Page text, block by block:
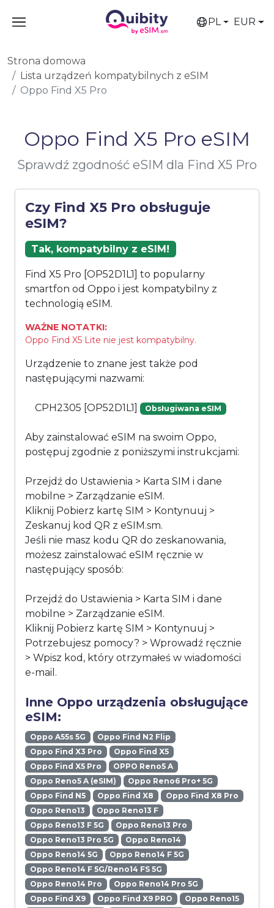
PL EUR
Strona domowa
Lista urządzeń kompatybilnych z eSIM
Oppo Find X5 Pro
Oppo Find X5 Pro eSIM
Sprawdź zgodność eSIM dla Find X5 Pro
Czy Find X5 Pro obsługuje
eSIM?
Tak, kompatybilny z eSIM!
Find X5 Pro [OP52D1L1] to popularny
smartfon od Oppo i jest kompatybilny z
technologią eSIM.
WAŻNE NOTATKI:
Oppo Find X5 Lite nie jest kompatybilny.
Urządzenie to znane jest także pod
następującymi nazwami:
CPH2305 [OP52D1L1] Obsługiwana eSIM
Aby zainstalować eSIM na swoim Oppo,
postępuj zgodnie z poniższymi instrukcjami:
Przejdź do Ustawienia > Karta SIM i dane
mobilne > Zarządzanie eSIM.
Kliknij Pobierz kartę SIM > Kontynuuj >
Zeskanuj kod QR z eSIM.sm.
Jeśli nie masz kodu QR do zeskanowania,
możesz zainstalować eSIM ręcznie w
następujący sposób:
Przejdź do Ustawienia > Karta SIM i dane
mobilne > Zarządzanie eSIM.
Kliknij Pobierz kartę SIM > Kontynuuj >
Potrzebujesz pomocy? > Wprowadź ręcznie
> Wpisz kod, który otrzymałeś w wiadomości
e-mail.
Inne Oppo urządzenia obsługujące
eSIM:
Oppo A55s 5G
Oppo Find N2 Flip
Oppo Find X3 Pro
Oppo Find X5
Oppo Find X5 Pro
OPPO Reno5 A
Oppo Reno5 A (eSIM)
Oppo Reno6 Pro+ 5G
Oppo Find N5
Oppo Find X8
Oppo Find X8 Pro
Oppo Reno13
Oppo Reno13 F
Oppo Reno13 F 5G
Oppo Reno13 Pro
Oppo Reno13 Pro 5G
Oppo Reno14
Oppo Reno14 5G
Oppo Reno14 F 5G
Oppo Reno14 F 5G/Reno14 FS 5G
Oppo Reno14 Pro
Oppo Reno14 Pro 5G
Oppo Find X9
Oppo Find X9 PRO
Oppo Reno15